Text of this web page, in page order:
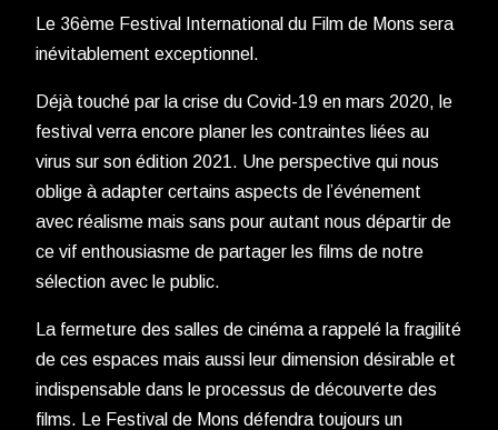
Le 36ème Festival International du Film de Mons sera
inévitablement exceptionnel.
Déjà touché par la crise du Covid-19 en mars 2020, le
festival verra encore planer les contraintes liées au
virus sur son édition 2021. Une perspective qui nous
oblige à adapter certains aspects de l’événement
avec réalisme mais sans pour autant nous départir de
ce vif enthousiasme de partager les films de notre
sélection avec le public.
La fermeture des salles de cinéma a rappelé la fragilité
de ces espaces mais aussi leur dimension désirable et
indispensable dans le processus de découverte des
films. Le Festival de Mons défendra toujours un